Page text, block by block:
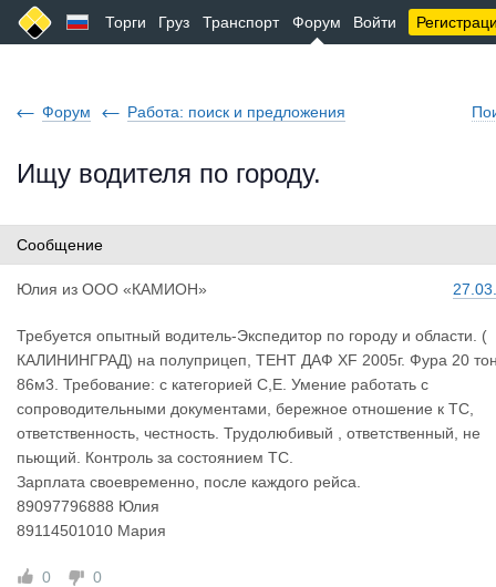
Торги Груз Транспорт Форум Войти
Форум Работа: поиск и предложения
Ищу водителя по городу.
Сообщение
Юлия из ООО «КАМИОН»
Требуется опытный водитель-Экспедитор по городу и области. (
КАЛИНИНГРАД) на полуприцеп, ТЕНТ ДАФ XF 2005г. Фура 20
86м3. Требование: с категорией С,Е. Умение работать с
сопроводительными документами, бережное отношение к ТС,
ответственность, честность. Трудолюбивый , ответственный, не
пьющий. Контроль за состоянием ТС.
Зарплата своевременно, после каждого рейса.
89097796888 Юлия
89114501010 Мария
0 0